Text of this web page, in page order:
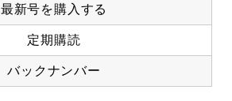
最新号を購入する
定期購読
バックナンバー